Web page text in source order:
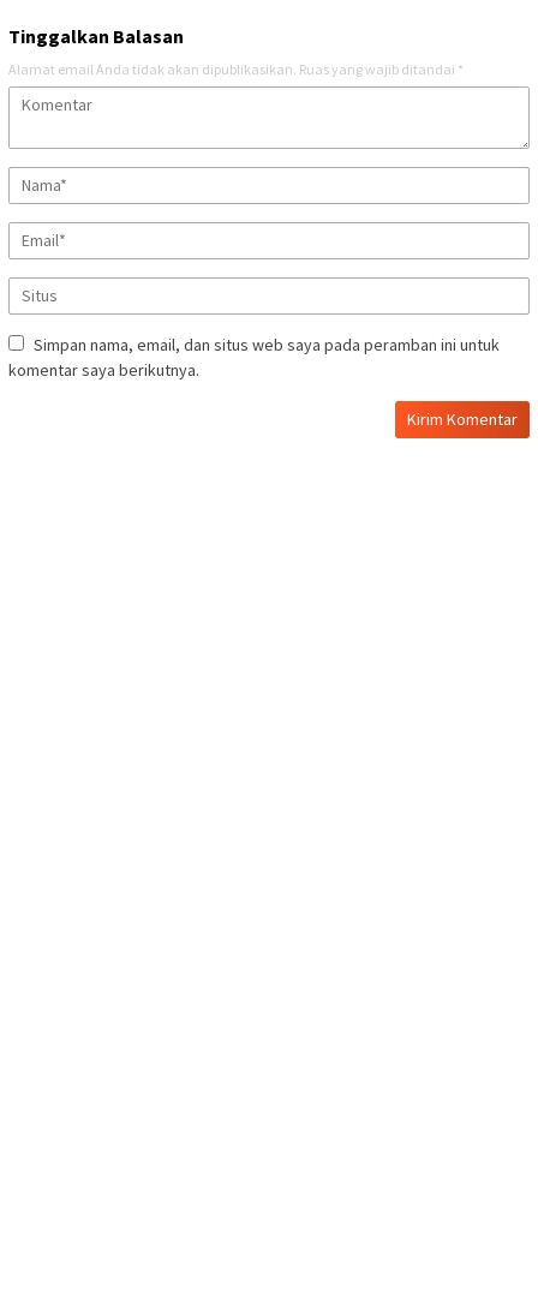
Tinggalkan Balasan
Alamat email Anda tidak akan dipublikasikan. Ruas yang wajib ditandai *
Simpan nama, email, dan situs web saya pada peramban ini untuk
komentar saya berikutnya.